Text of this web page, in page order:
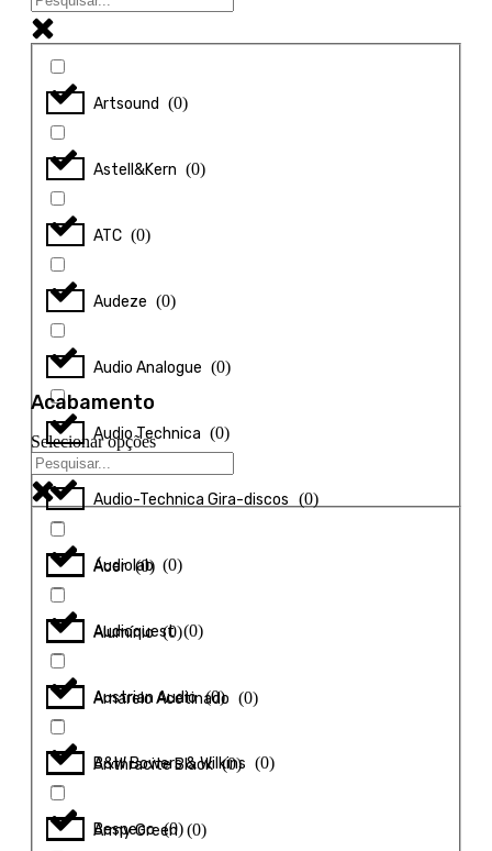
Artsound (0)
Astell&Kern (0)
ATC (0)
Audeze (0)
Audio Analogue (0)
Audio Technica (0)
Audio-Technica Gira-discos (0)
Audiolab (0)
Audioquest (0)
Austrian Audio (0)
B&W Bowers & Wilkins (0)
Bespeco (0)
Acabamento
Selecionar opções
Ácer (0)
Alumínio (0)
Amarelo Acetinado (0)
Anthracite Black (0)
Army Green (0)